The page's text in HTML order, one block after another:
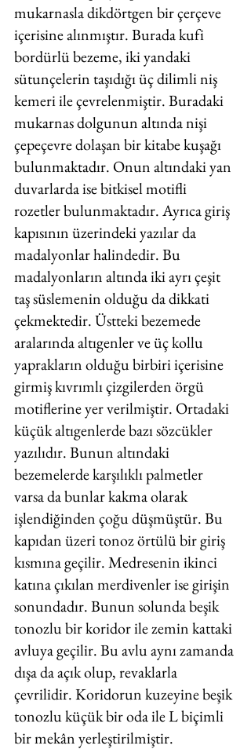
mukarnasla dikdörtgen bir çerçeve
içerisine alınmıştır. Burada kufi
bordürlü bezeme, iki yandaki
sütunçelerin taşıdığı üç dilimli niş
kemeri ile çevrelenmiştir. Buradaki
mukarnas dolgunun altında nişi
çepeçevre dolaşan bir kitabe kuşağı
bulunmaktadır. Onun altındaki yan
duvarlarda ise bitkisel motifli
rozetler bulunmaktadır. Ayrıca giriş
kapısının üzerindeki yazılar da
madalyonlar halindedir. Bu
madalyonların altında iki ayrı çeşit
taş süslemenin olduğu da dikkati
çekmektedir. Üstteki bezemede
aralarında altıgenler ve üç kollu
yaprakların olduğu birbiri içerisine
girmiş kıvrımlı çizgilerden örgü
motiflerine yer verilmiştir. Ortadaki
küçük altıgenlerde bazı sözcükler
yazılıdır. Bunun altındaki
bezemelerde karşılıklı palmetler
varsa da bunlar kakma olarak
işlendiğinden çoğu düşmüştür. Bu
kapıdan üzeri tonoz örtülü bir giriş
kısmına geçilir. Medresenin ikinci
katına çıkılan merdivenler ise girişin
sonundadır. Bunun solunda beşik
tonozlu bir koridor ile zemin kattaki
avluya geçilir. Bu avlu aynı zamanda
dışa da açık olup, revaklarla
çevrilidir. Koridorun kuzeyine beşik
tonozlu küçük bir oda ile L biçimli
bir mekân yerleştirilmiştir.